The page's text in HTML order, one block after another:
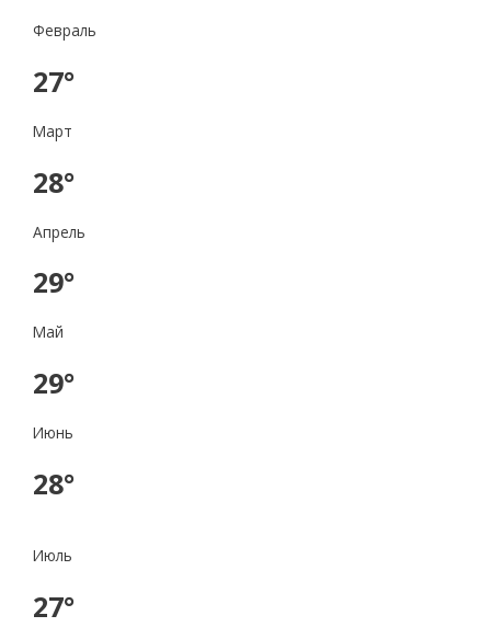
Февраль
27°
Март
28°
Апрель
29°
Май
29°
Июнь
28°
Июль
27°